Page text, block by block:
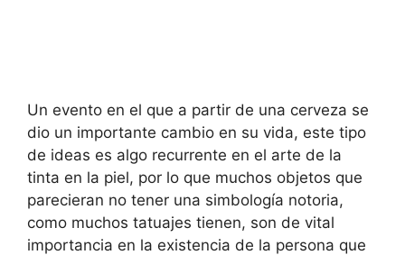
Un evento en el que a partir de una cerveza se
dio un importante cambio en su vida, este tipo
de ideas es algo recurrente en el arte de la
tinta en la piel, por lo que muchos objetos que
parecieran no tener una simbología notoria,
como muchos tatuajes tienen, son de vital
importancia en la existencia de la persona que